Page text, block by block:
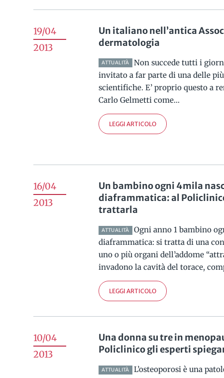
19/04
2013
Un italiano nell’antica
dermatologia
ATTUALITÀ
Non succede tutti i
invitato a far parte di una delle
scientifiche. E’ proprio questo a
Carlo Gelmetti come...
LEGGI ARTICOLO
16/04
2013
Un bambino ogni 4mila
diaframmatica: al
trattarla
ATTUALITÀ
Ogni anno 1 bambino
diaframmatica: si tratta di una
uno o più organi dell’addome
invadono la cavità del torace,
LEGGI ARTICOLO
10/04
2013
Una donna su tre in
Policlinico gli esperti
ATTUALITÀ
L’osteoporosi è una